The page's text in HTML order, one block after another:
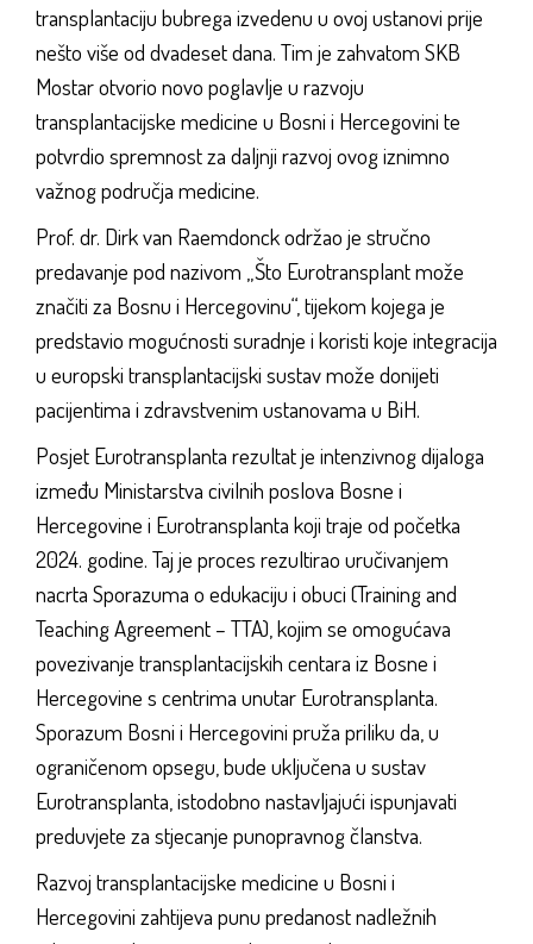
transplantaciju bubrega izvedenu u ovoj ustanovi prije
nešto više od dvadeset dana. Tim je zahvatom SKB
Mostar otvorio novo poglavlje u razvoju
transplantacijske medicine u Bosni i Hercegovini te
potvrdio spremnost za daljnji razvoj ovog iznimno
važnog područja medicine.
Prof. dr. Dirk van Raemdonck održao je stručno
predavanje pod nazivom „Što Eurotransplant može
značiti za Bosnu i Hercegovinu“, tijekom kojega je
predstavio mogućnosti suradnje i koristi koje integracija
u europski transplantacijski sustav može donijeti
pacijentima i zdravstvenim ustanovama u BiH.
Posjet Eurotransplanta rezultat je intenzivnog dijaloga
između Ministarstva civilnih poslova Bosne i
Hercegovine i Eurotransplanta koji traje od početka
2024. godine. Taj je proces rezultirao uručivanjem
nacrta Sporazuma o edukaciju i obuci (Training and
Teaching Agreement – TTA), kojim se omogućava
povezivanje transplantacijskih centara iz Bosne i
Hercegovine s centrima unutar Eurotransplanta.
Sporazum Bosni i Hercegovini pruža priliku da, u
ograničenom opsegu, bude uključena u sustav
Eurotransplanta, istodobno nastavljajući ispunjavati
preduvjete za stjecanje punopravnog članstva.
Razvoj transplantacijske medicine u Bosni i
Hercegovini zahtijeva punu predanost nadležnih